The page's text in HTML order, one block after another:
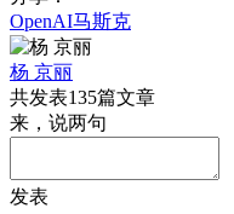
OpenAI马斯克
杨 京丽
共发表135篇文章
来，说两句
发表